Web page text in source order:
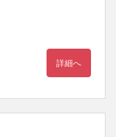
詳細へ